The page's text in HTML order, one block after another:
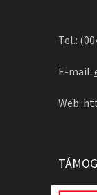
Tel.:
E-mail:
Web: